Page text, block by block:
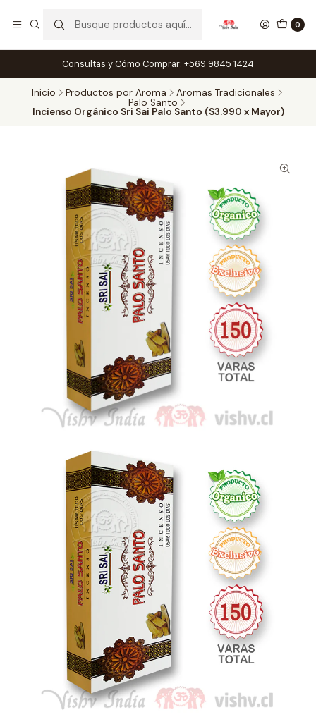
0
Consultas y Cómo Comprar: +569 9845 1424
Inicio Productos por Aroma
Aromas Tradicionales
Palo Santo
Incienso Orgánico Sri Sai Palo Santo ($3.990 x Mayor)